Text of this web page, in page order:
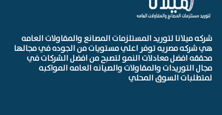
شركه ميلانا لتوريد المستلزمات المصانع والمقاولات العامه
هي شركه مصريه توفر اعلي مستويات من الجوده في مجالها
محققه افضل معادلات النمو لتصبح من افضل الشركات في
مجال التوريدات والمقاولات والصيانه العامه المواكبه
لمتطلبات السوق المحلي